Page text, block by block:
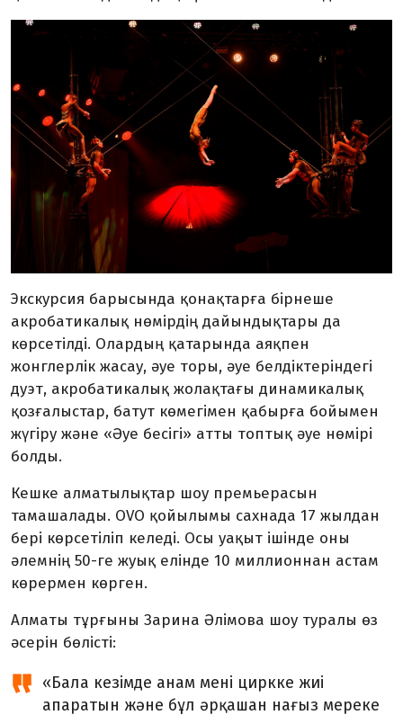
Экскурсия барысында қонақтарға бірнеше
акробатикалық нөмірдің дайындықтары да
көрсетілді. Олардың қатарында аяқпен
жонглерлік жасау, әуе торы, әуе белдіктеріндегі
дуэт, акробатикалық жолақтағы динамикалық
қозғалыстар, батут көмегімен қабырға бойымен
жүгіру және «Әуе бесігі» атты топтық әуе нөмірі
болды.
Кешке алматылықтар шоу премьерасын
тамашалады. OVO қойылымы сахнада 17 жылдан
бері көрсетіліп келеді. Осы уақыт ішінде оны
әлемнің 50-ге жуық елінде 10 миллионнан астам
көрермен көрген.
Алматы тұрғыны Зарина Әлімова шоу туралы өз
әсерін бөлісті:
«Бала кезімде анам мені циркке жиі
апаратын және бұл әрқашан нағыз мереке